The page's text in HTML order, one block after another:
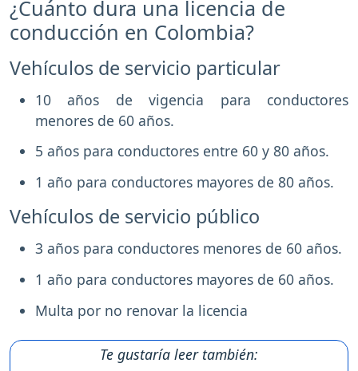
¿Cuánto dura una licencia de
conducción en Colombia?
Vehículos de servicio particular
10 años de vigencia para conductores
menores de 60 años.
5 años para conductores entre 60 y 80 años.
1 año para conductores mayores de 80 años.
Vehículos de servicio público
3 años para conductores menores de 60 años.
1 año para conductores mayores de 60 años.
Multa por no renovar la licencia
Te gustaría leer también: